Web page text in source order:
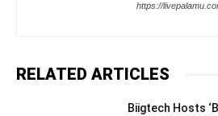
https://
RELATED ARTICLES
Biigtech Hosts